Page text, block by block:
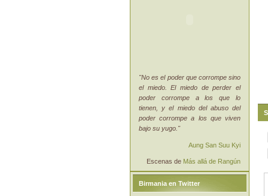
"No es el poder que corrompe sino
el miedo. El miedo de perder el
poder corrompe a los que lo
tienen, y el miedo del abuso del
poder corrompe a los que viven
bajo su yugo."
Aung San Suu Kyi
Escenas de Más allá de Rangún
Birmania en Twitter